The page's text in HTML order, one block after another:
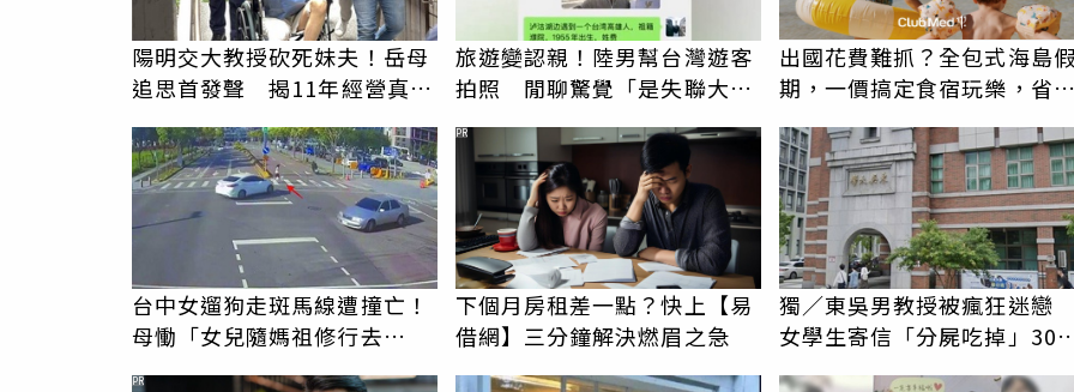
陽明交大教授砍死妹夫！岳母
追思首發聲 揭11年經營真相
駁「爭產」
旅遊變認親！陸男幫台灣遊客
拍照 閒聊驚覺「是失聯大
伯」奇蹟重逢
出國花費難抓？全包式海島
期，一價搞定食宿玩樂，省
更省心！
台中女遛狗走斑馬線遭撞亡！
母慟「女兒隨媽祖修行去
下個月房租差一點？快上【易
借網】三分鐘解決燃眉之急
PR
獨／東吳男教授被瘋狂迷
女學生寄信「分屍吃掉」30
PR